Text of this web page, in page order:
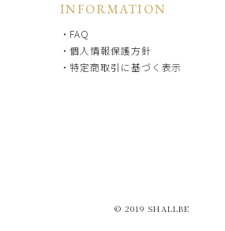
INFORMATION
FAQ
個人情報保護方針
特定商取引に基づく表示
© 2019 SHALLBE